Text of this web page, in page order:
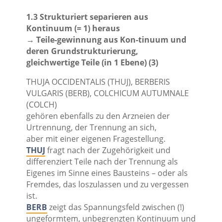
1.3 Strukturiert separieren aus
Kontinuum (= 1) heraus
→ Teile-gewinnung aus Kon-tinuum und
deren Grundstrukturierung,
gleichwertige Teile (in 1 Ebene) (3)
THUJA OCCIDENTALIS (THUJ), BERBERIS
VULGARIS (BERB), COLCHICUM AUTUMNALE
(COLCH)
gehören ebenfalls zu den Arzneien der
Urtrennung, der Trennung an sich,
aber mit einer eigenen Fragestellung.
THUJ fragt nach der Zugehörigkeit und
differenziert Teile nach der Trennung als
Eigenes im Sinne eines Bausteins – oder als
Fremdes, das loszulassen und zu vergessen
ist.
BERB zeigt das Spannungsfeld zwischen (!)
ungeformtem, unbegrenzten Kontinuum und